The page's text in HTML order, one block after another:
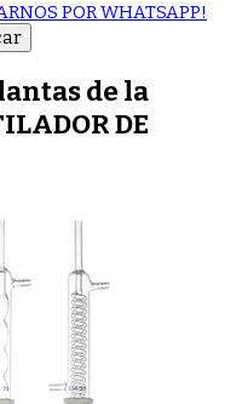
POR WHATSAPP!
de la
DE